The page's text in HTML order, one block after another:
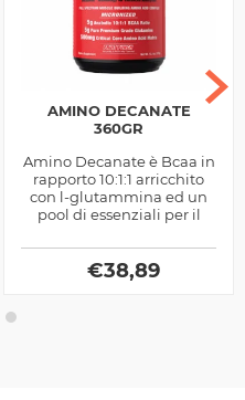
AMINO DECANATE
360GR
Amino Decanate è Bcaa in
rapporto 10:1:1 arricchito
con l-glutammina ed un
pool di essenziali per il
proteica, ottimo pre e
post...
€38,89